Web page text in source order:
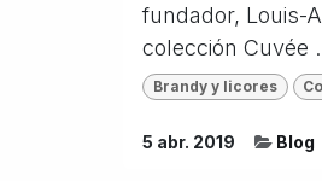
fundador, Louis-
colección Cuvée
Brandy y licores
5 abr. 2019 Blog